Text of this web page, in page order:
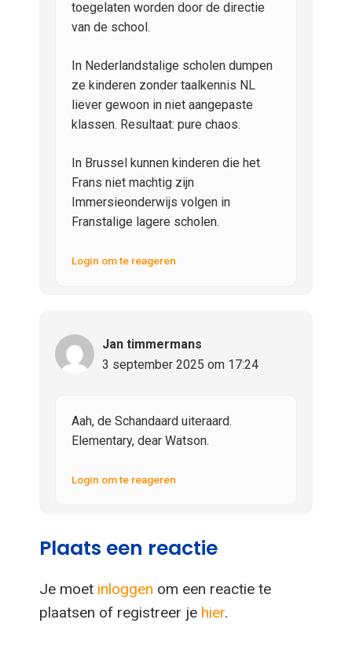
toegelaten worden door de directie
van de school.
In Nederlandstalige scholen dumpen
ze kinderen zonder taalkennis NL
liever gewoon in niet aangepaste
klassen. Resultaat: pure chaos.
In Brussel kunnen kinderen die het
Frans niet machtig zijn
Immersieonderwijs volgen in
Franstalige lagere scholen.
Login om te reageren
Jan timmermans
3 september 2025 om 17:24
Aah, de Schandaard uiteraard.
Elementary, dear Watson.
Login om te reageren
Plaats een reactie
Je moet inloggen om een reactie te
plaatsen of registreer je hier.